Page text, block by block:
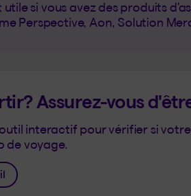
utile si vous avez des produits
Perspective, Aon, Solution
Assurez-vous
interactif pour vérifier si
de voyage.